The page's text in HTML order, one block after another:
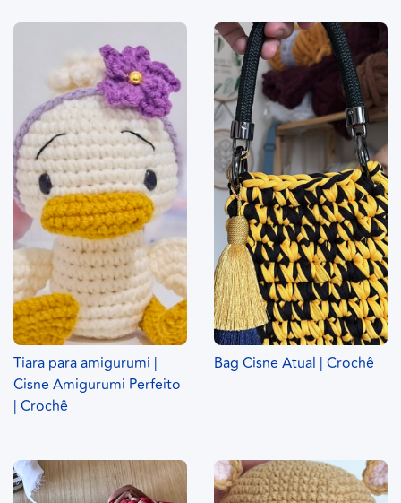
Tiara para amigurumi |
Cisne Amigurumi Perfeito
| Crochê
Bag Cisne Atual | Crochê